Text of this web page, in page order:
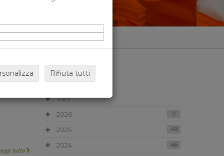
tutto
ARCHIVIO
Tutti
2026
7
2025 49
2024 46
Rifiuta tutti